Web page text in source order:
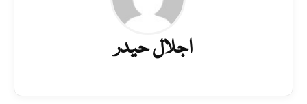
اجلال حیدر